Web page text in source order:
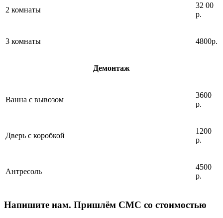
2 комнаты
32 00
р.
3 комнаты 4800р.
Демонтаж
Ванна с вывозом
3600
р.
Дверь с коробкой
1200
р.
Антресоль
4500
р.
Напишите нам. Пришлём СМС со стоимостью